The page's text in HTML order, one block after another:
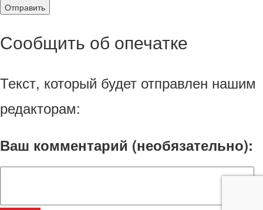
Отправить
Сообщить об опечатке
Текст, который будет отправлен нашим
редакторам:
Ваш комментарий (необязательно):